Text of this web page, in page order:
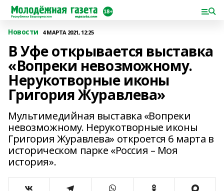
Новости 4 МАРТА 2021, 12:25
В Уфе открывается выставка
«Вопреки невозможному.
Нерукотворные иконы
Григория Журавлева»
Мультимедийная выставка «Вопреки
невозможному. Нерукотворные иконы
Григория Журавлева» откроется 6 марта в
историческом парке «Россия – Моя
история».